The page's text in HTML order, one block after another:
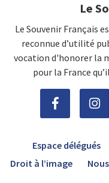
Le
Le Souvenir Français
reconnue d’utilité
vocation d'honorer la
pour la France
Espace délégués
Droit à l’image